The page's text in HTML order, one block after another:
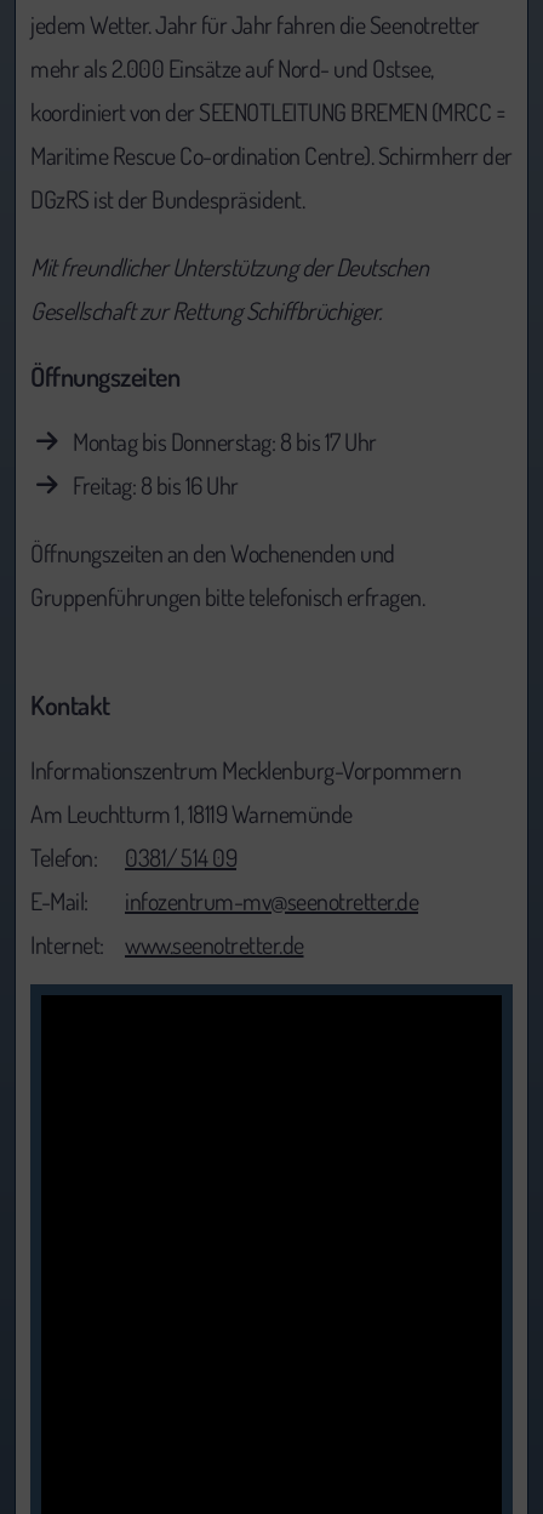
jedem Wetter. Jahr für Jahr fahren die Seenotretter
mehr als 2.000 Einsätze auf Nord- und Ostsee,
koordiniert von der SEENOTLEITUNG BREMEN (MRCC =
Maritime Rescue Co-ordination Centre). Schirmherr der
DGzRS ist der Bundespräsident.
Mit freundlicher Unterstützung der Deutschen
Gesellschaft zur Rettung Schiffbrüchiger.
Öffnungszeiten
Montag bis Donnerstag: 8 bis 17 Uhr
Freitag: 8 bis 16 Uhr
Öffnungszeiten an den Wochenenden und
Gruppenführungen bitte telefonisch erfragen.
Kontakt
Informationszentrum Mecklenburg-Vorpommern
Am Leuchtturm 1, 18119 Warnemünde
Telefon:
0381/ 514 09
E-Mail:
infozentrum-mv@seenotretter.de
Internet:
www.seenotretter.de